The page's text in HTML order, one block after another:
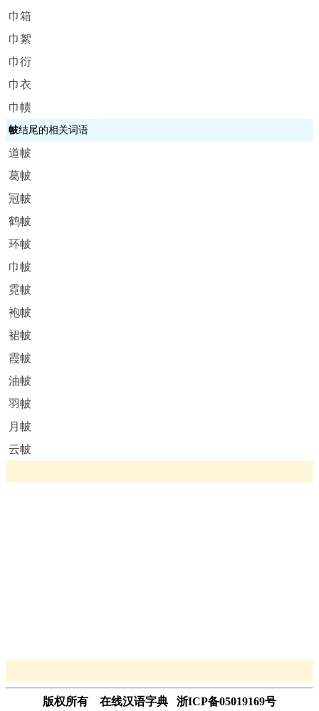
巾箱
巾絮
巾衍
巾衣
巾帻
帔结尾的相关词语
道帔
葛帔
冠帔
鹤帔
环帔
巾帔
霓帔
袍帔
裙帔
霞帔
油帔
羽帔
月帔
云帔
版权所有 在线汉语字典 浙ICP备05019169号